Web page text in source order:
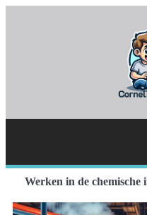
Werken in de chemische